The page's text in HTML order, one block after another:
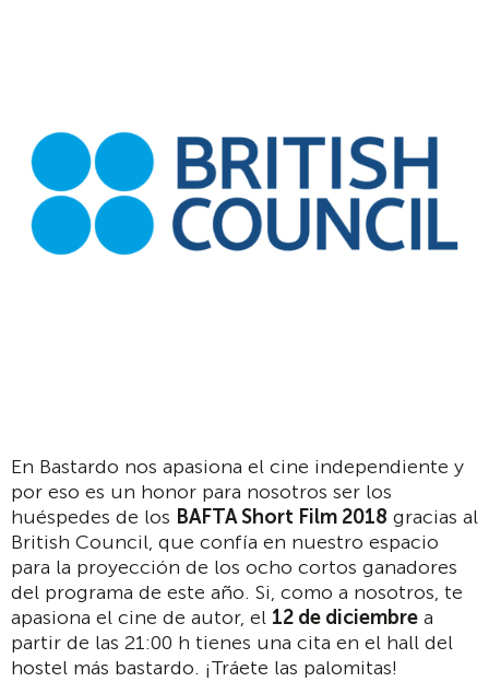
En Bastardo nos apasiona el cine independiente y
por eso es un honor para nosotros ser los
huéspedes de los BAFTA Short Film 2018 gracias al
British Council, que confía en nuestro espacio
para la proyección de los ocho cortos ganadores
del programa de este año. Si, como a nosotros, te
apasiona el cine de autor, el 12 de diciembre a
partir de las 21:00 h tienes una cita en el hall del
hostel más bastardo. ¡Tráete las palomitas!